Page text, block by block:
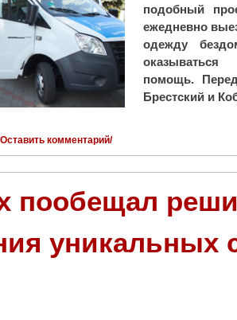
подобный
ежедневно
одежду
помощь.
Брестский и
Оставить комментарий/
пообещал
уникальных